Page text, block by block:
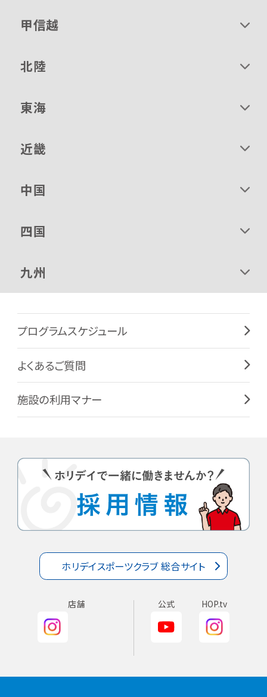
甲信越
北陸
東海
近畿
中国
四国
九州
プログラムスケジュール
よくあるご質問
施設の利用マナー
ホリデイスポーツクラブ 総合サイト
店舗 公式 HOP.tv